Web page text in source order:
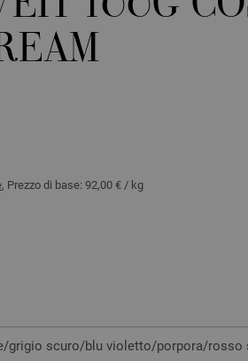
, Prezzo di base: 92,00 € / kg
grigio scuro/blu violetto/porpora/rosso